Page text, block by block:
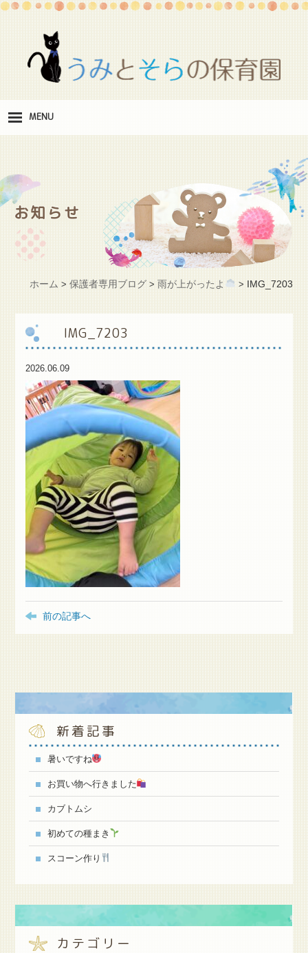
MENU
職
施 設紹介
護者様専用ブログ
お知らせ
ホーム > 保護者専用ブログ> 雨が上がったよ > IMG_7203
IMG_7203
2026.06.09
前の記事へ
新着記事
暑いですね
お買い物へ行きました
カブトムシ
初めての種まき
スコーン作り
カテゴリー